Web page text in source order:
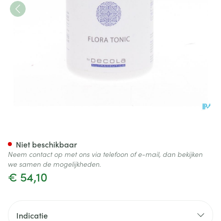
€ 54,10
Niet beschikbaar
Neem contact op met ons via telefoon of e-mail, dan bekijken
we samen de mogelijkheden.
Indicatie